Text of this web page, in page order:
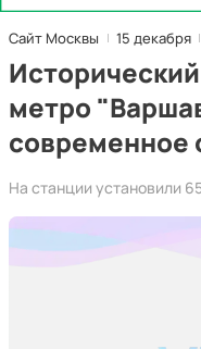
Сайт Москвы 15 декабря
метро
современное
На станции установили